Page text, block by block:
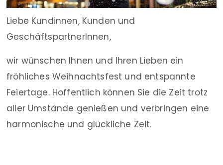
Liebe Kundinnen, Kunden und
GeschäftspartnerInnen,
wir wünschen Ihnen und Ihren Lieben ein
fröhliches Weihnachtsfest und entspannte
Feiertage. Hoffentlich können Sie die Zeit trotz
aller Umstände genießen und verbringen eine
harmonische und glückliche Zeit.